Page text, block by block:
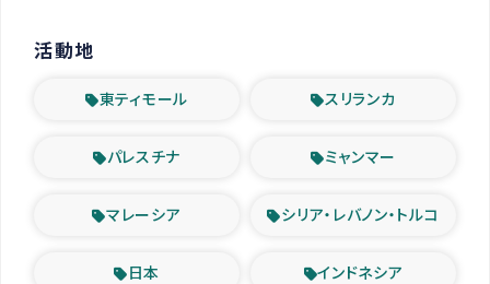
活動地
東ティモール スリランカ
パレスチナ ミャンマー
マレーシア シリア・レバノン・トルコ
日本 インドネシア